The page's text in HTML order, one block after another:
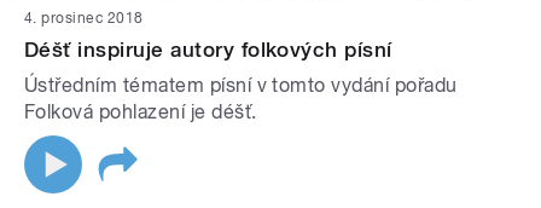
4. prosinec 2018
Déšť inspiruje autory folkových písní
Ústředním tématem písní v tomto vydání pořadu
Folková pohlazení je déšť.